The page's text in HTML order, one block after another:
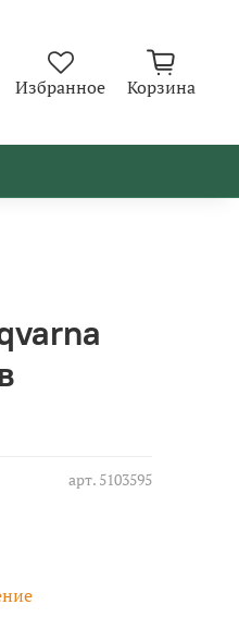
Избранное Корзина
арт. 5103595